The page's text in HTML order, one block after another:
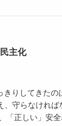
主化
きりしてきたの
、守らなければ
「正しい」安